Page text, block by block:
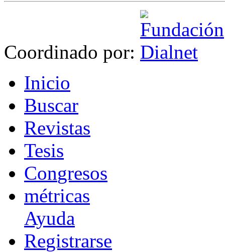
Coordinado por:
Inicio
Buscar
Revistas
Tesis
Congresos
métricas
Ayuda
Registrarse